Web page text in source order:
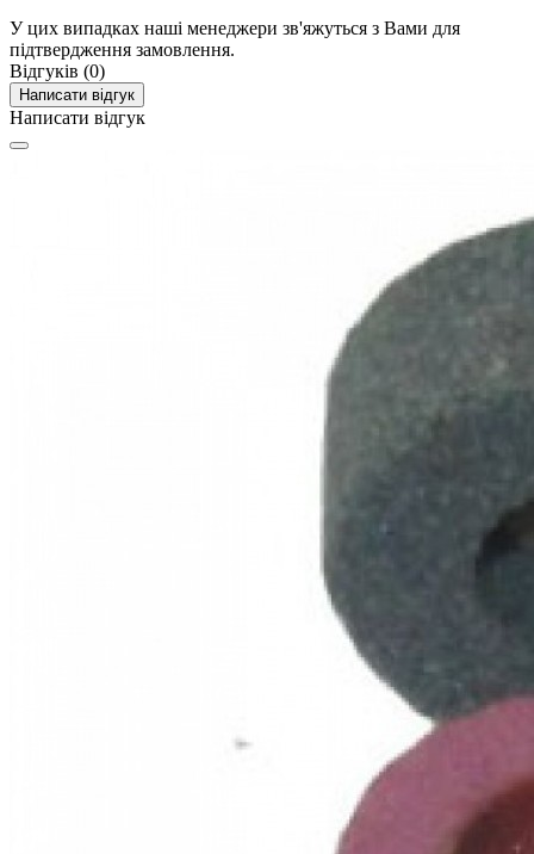
У цих випадках наші менеджери зв'яжуться з Вами для
підтвердження замовлення.
Відгуків (0)
Написати відгук
Написати відгук